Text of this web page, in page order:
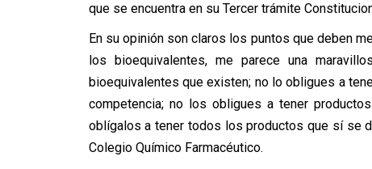
que se encuentra en su Tercer trámite
En su opinión son claros los puntos que deben
los bioequivalentes, me parece una
bioequivalentes que existen; no lo obligues a
competencia; no los obligues a tener
oblígalos a tener todos los productos que sí se
Colegio Químico Farmacéutico.